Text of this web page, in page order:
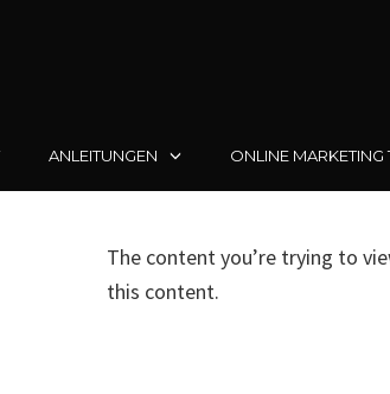
ANLEITUNGEN ONLINE MARKETING
The content you’re trying to
this content.